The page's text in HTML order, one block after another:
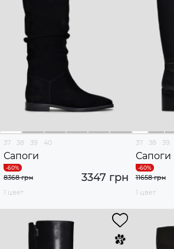
37 38 39 40
Сапоги
3347 грн
8368 грн
1 цвет
37 38 39
Сапоги
11658 грн
1 цвет